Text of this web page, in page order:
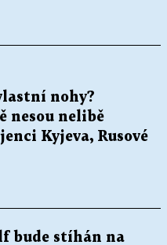
nohy?
nesou nelibě
Kyjeva, Rusové
bude stíhán na